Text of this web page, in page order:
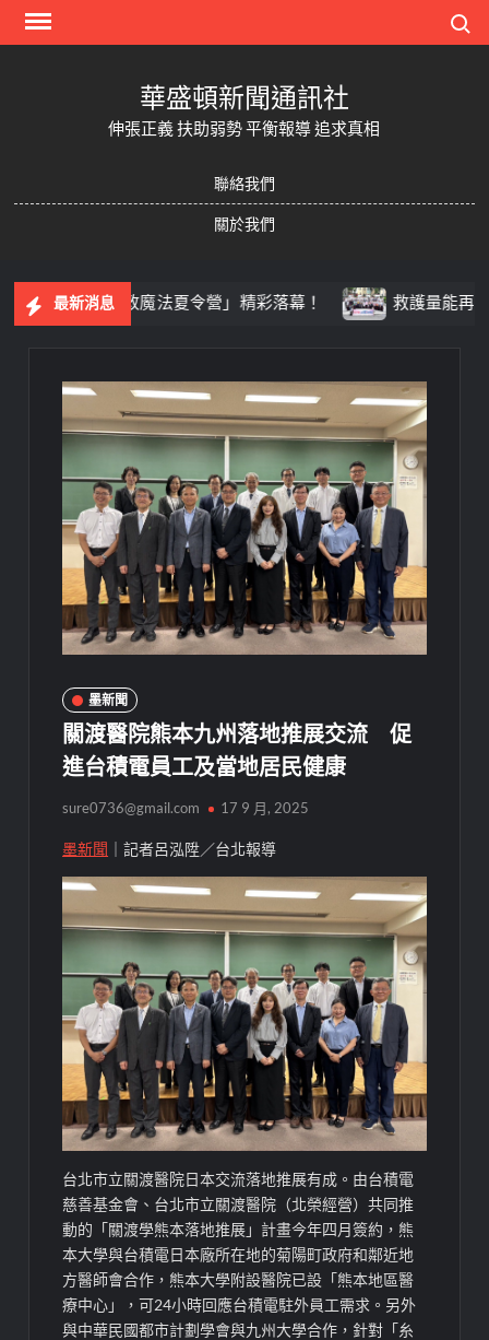
Skip
華盛頓新聞通訊社
伸張正義 扶助弱勢 平衡報導 追求真相
聯絡我們
關於我們
最新消息
2026地政魔法夏令營」精彩落幕！ 救護量能再升級！
墨新聞
關渡醫院熊本九州落地推展交流 促
進台積電員工及當地居民健康
sure0736@gmail.com 17 9 月, 2025
墨新聞 ｜記者呂泓陞／台北報導
台北市立關渡醫院日本交流落地推展有成。由台積電
慈善基金會、台北市立關渡醫院（北榮經營）共同推
動的「關渡學熊本落地推展」計畫今年四月簽約，熊
本大學與台積電日本廠所在地的菊陽町政府和鄰近地
方醫師會合作，熊本大學附設醫院已設「熊本地區醫
療中心」，可24小時回應台積電駐外員工需求。另外
與中華民國都市計劃學會與九州大學合作，針對「糸